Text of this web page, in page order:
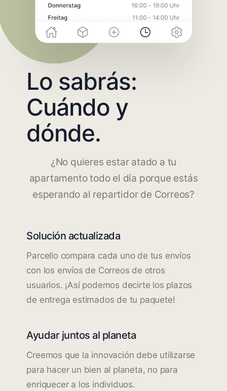
Lo sabrás:
Cuándo y
dónde.
¿No quieres estar atado a tu
apartamento todo el día porque estás
esperando al repartidor de Correos?
Solución actualizada
Parcello compara cada uno de tus envíos
con los envíos de Correos de otros
usuarios. ¡Así podemos decirte los plazos
de entrega estimados de tu paquete!
Ayudar juntos al planeta
Creemos que la innovación debe utilizarse
para hacer un bien al planeta, no para
enriquecer a los individuos.